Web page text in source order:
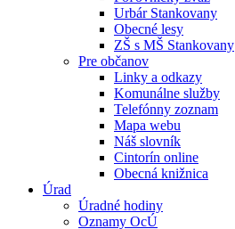
Urbár Stankovany
Obecné lesy
ZŠ s MŠ Stankovany
Pre občanov
Linky a odkazy
Komunálne služby
Telefónny zoznam
Mapa webu
Náš slovník
Cintorín online
Obecná knižnica
Úrad
Úradné hodiny
Oznamy OcÚ